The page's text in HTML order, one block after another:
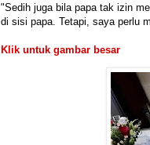
"Sedih juga bila papa tak izin
di sisi papa. Tetapi, saya perlu
Klik untuk gambar besar